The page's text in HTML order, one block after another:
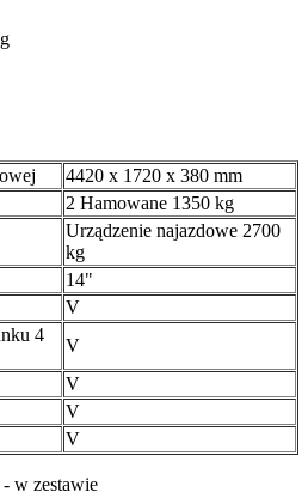
4420 x 1720 x 380 mm
2 Hamowane 1350 kg
Urządzenie najazdowe 2700
kg
14"
V
4
V
V
V
V
w zestawie